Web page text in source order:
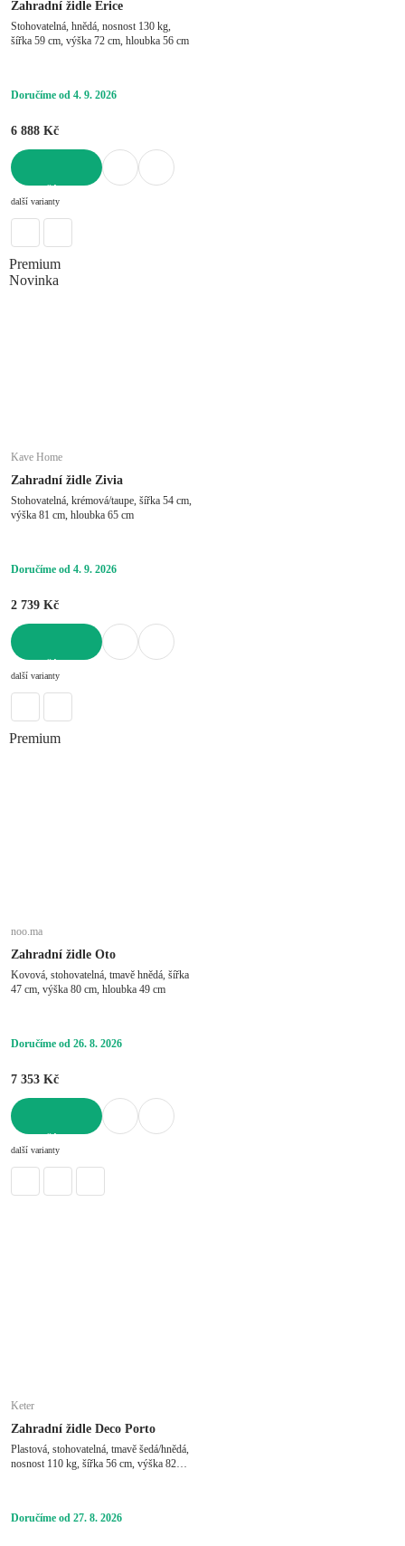
Zahradní židle Erice
Stohovatelná, hnědá, nosnost 130 kg,
šířka 59 cm, výška 72 cm, hloubka 56 cm
Doručíme od 4. 9. 2026
6 888 Kč
další varianty
Premium
Novinka
Kave Home
Zahradní židle Zivia
Stohovatelná, krémová/taupe, šířka 54 cm,
výška 81 cm, hloubka 65 cm
Doručíme od 4. 9. 2026
2 739 Kč
další varianty
Premium
noo.ma
Zahradní židle Oto
Kovová, stohovatelná, tmavě hnědá, šířka
47 cm, výška 80 cm, hloubka 49 cm
Doručíme od 26. 8. 2026
7 353 Kč
další varianty
Keter
Zahradní židle Deco Porto
Plastová, stohovatelná, tmavě šedá/hnědá,
nosnost 110 kg, šířka 56 cm, výška 82
Doručíme od 27. 8. 2026